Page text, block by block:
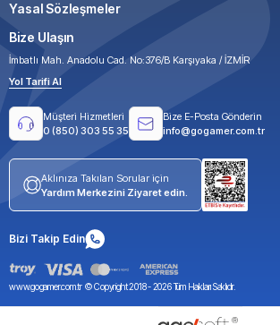
Yasal Sözleşmeler
Bize Ulaşın
İmbatlı Mah. Anadolu Cad. No:376/B Karşıyaka / İZMİR
Yol Tarifi Al
Müşteri Hizmetleri
0 (850) 303 55 35
Bize E-Posta Gönderin
info@gogamer.com.tr
Aklınıza Takılan Sorular için
Yardım Merkezini Ziyaret edin.
Bizi Takip Edin
www.gogamer.com.tr © Copyright 2018 -2026Tüm Hakları Saklıdır.